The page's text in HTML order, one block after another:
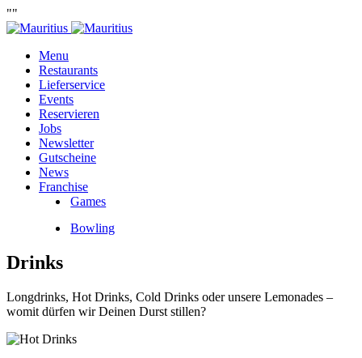
""
Menu
Restaurants
Lieferservice
Events
Reservieren
Jobs
Newsletter
Gutscheine
News
Franchise
Games
Bowling
Drinks
Longdrinks, Hot Drinks, Cold Drinks oder unsere Lemonades –
womit dürfen wir Deinen Durst stillen?